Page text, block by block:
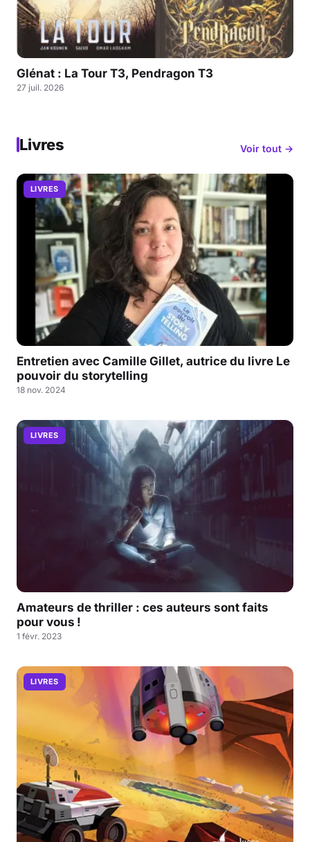
Glénat : La Tour T3, Pendragon T3
27 juil. 2026
Livres Voir tout →
LIVRES
Entretien avec Camille Gillet, autrice du livre Le
pouvoir du storytelling
18 nov. 2024
LIVRES
Amateurs de thriller : ces auteurs sont faits
pour vous !
1 févr. 2023
LIVRES